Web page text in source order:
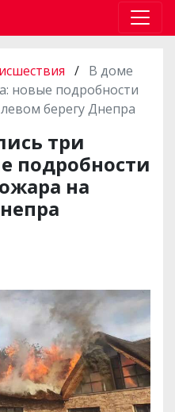
/ В доме
новые подробности
берегу Днепра
три
подробности
на